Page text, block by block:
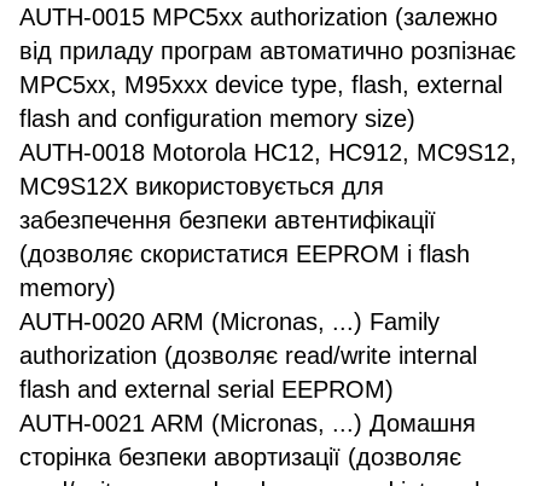
AUTH-0015 MPC5xx authorization (залежно
від приладу програм автоматично розпізнає
MPC5xx, M95xxx device type, flash, external
flash and configuration memory size)
AUTH-0018 Motorola HC12, HC912, MC9S12,
MC9S12X використовується для
забезпечення безпеки автентифікації
(дозволяє скористатися EEPROM і flash
memory)
AUTH-0020 ARM (Micronas, ...) Family
authorization (дозволяє read/write internal
flash and external serial EEPROM)
AUTH-0021 ARM (Micronas, ...) Домашня
сторінка безпеки авортизації (дозволяє